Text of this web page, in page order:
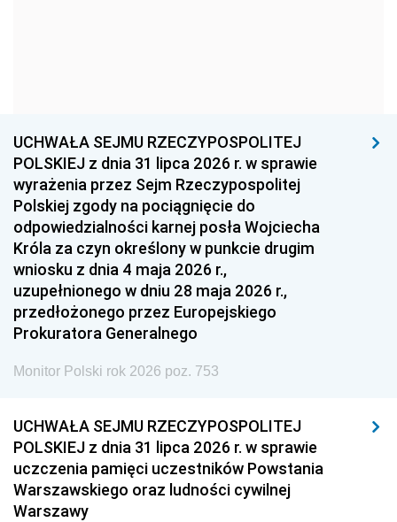
1954 1953 1952
1951 1950 1949
1948 1947
1939 1938 1937
1936 1930
UCHWAŁA SEJMU RZECZYPOSPOLITEJ
POLSKIEJ z dnia 31 lipca 2026 r. w sprawie
wyrażenia przez Sejm Rzeczypospolitej
Polskiej zgody na pociągnięcie do
odpowiedzialności karnej posła Wojciecha
Króla za czyn określony w punkcie drugim
wniosku z dnia 4 maja 2026 r.,
uzupełnionego w dniu 28 maja 2026 r.,
przedłożonego przez Europejskiego
Prokuratora Generalnego
Monitor Polski rok 2026 poz. 753
UCHWAŁA SEJMU RZECZYPOSPOLITEJ
POLSKIEJ z dnia 31 lipca 2026 r. w sprawie
uczczenia pamięci uczestników Powstania
Warszawskiego oraz ludności cywilnej
Warszawy